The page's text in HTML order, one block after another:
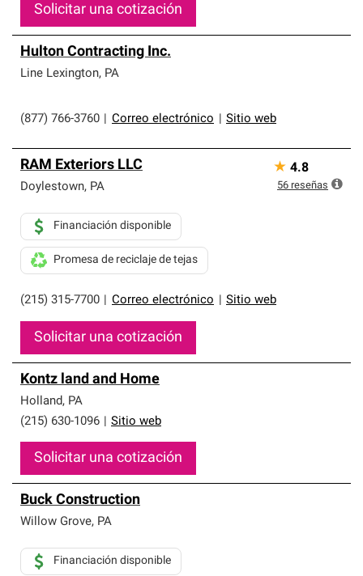
Solicitar una cotización
Hulton Contracting Inc.
Line Lexington, PA
(877) 766-3760 Correo electrónico Sitio web
RAM Exteriors LLC
Doylestown, PA
(215) 315-7700 Correo electrónico Sitio web
Financiación disponible
Promesa de reciclaje de tejas
Solicitar una cotización
★ 4.8
56 reseñas
Kontz land and Home
Holland, PA
(215) 630-1096
Sitio web
Solicitar una cotización
Buck Construction
Willow Grove, PA
Financiación disponible